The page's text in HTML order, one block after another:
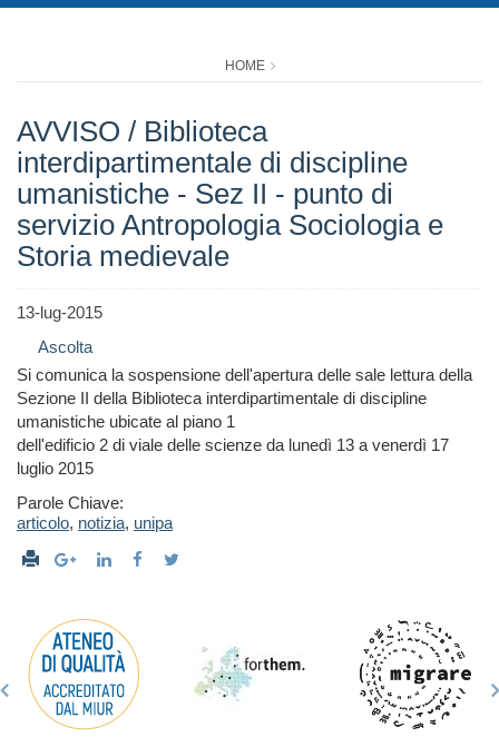
HOME
AVVISO / Biblioteca
interdipartimentale di discipline
umanistiche - Sez II - punto di
servizio Antropologia Sociologia e
Storia medievale
13-lug-2015
Ascolta
Si comunica la sospensione dell'apertura delle sale lettura della
Sezione II della Biblioteca interdipartimentale di discipline
umanistiche ubicate al piano 1
dell'edificio 2 di viale delle scienze da lunedì 13 a venerdì 17
luglio 2015
Parole Chiave:
articolo, notizia, unipa